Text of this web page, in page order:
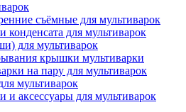
съёмные для мультиварок
конденсата для мультиварок
для мультиварок
крышки мультиварки
на пару для мультиварок
мультиварок
и аксессуары для мультиварок